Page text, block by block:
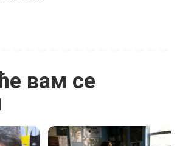
вам се